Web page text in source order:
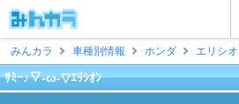
みんカラ
車種別情報 ホンダ エリシ
ｻﾐｰ♪▽-ω-▽ｴﾘｼｵﾝ